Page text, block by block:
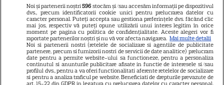
16
„Insula Iubirii: Reuniuni”. Ce
spune despre foștii
concurenți: „Anumite lucruri
au rămas nerezolvate”
EXCLUSIV
VEDETE ROMÂNEŞTI
Noi și partenerii noștri596 stocăm și/sau accesăm informații pe dispozitivul
dvs., precum identificatorii cookie unici pentru prelucrarea datelor cu
caracter personal. Puteți accepta sau gestiona preferințele dvs. făcând clic
mai jos, respectiv vă puteți opune utilizării unui interes legitim în orice
moment pe pagina cu politica de confidențialitate. Aceste alegeri vor fi
raportate partenerilor noștri și nu vă vor afecta navigarea. Mai multe detalii
Noi si partenerii nostri (retelele de socializare si agentiile de publicitate
partenere, precum si furnizorii nostri de servicii de date analitice) prelucram
date pentru a permite website-ului sa functioneze, pentru a personaliza
continutul si anunturile publicitare afisate in functie de interesele si/sau
profilul dvs., pentru a va oferi functionalitati aferente retelelor de socializare
si pentru a analiza traficul pe website. Beneficiati de drepturile prevazute de
art. 15-22 din GDPR in legatura cu prelucrarea datelor cu caracter personal.